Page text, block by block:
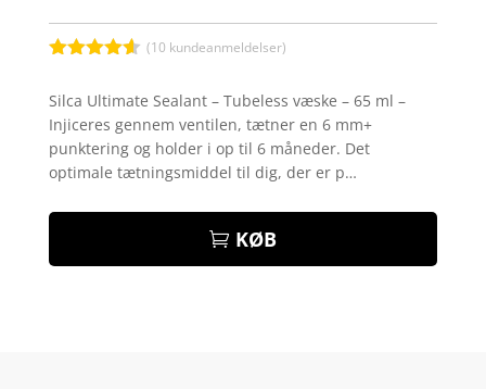
ud af 5
baseret
kundebedø
mmelser
(10 kundeanmeldelser)
Silca Ultimate Sealant – Tubeless væske – 65 ml –
Injiceres gennem ventilen, tætner en 6 mm+
punktering og holder i op til 6 måneder. Det
optimale tætningsmiddel til dig, der er p…
KØB